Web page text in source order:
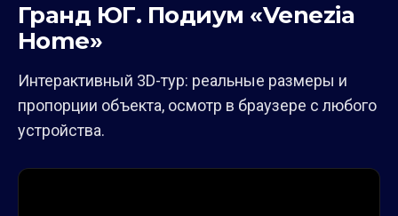
Гранд ЮГ. Подиум «Venezia
Home»
Интерактивный 3D-тур: реальные размеры и
пропорции объекта, осмотр в браузере с любого
устройства.